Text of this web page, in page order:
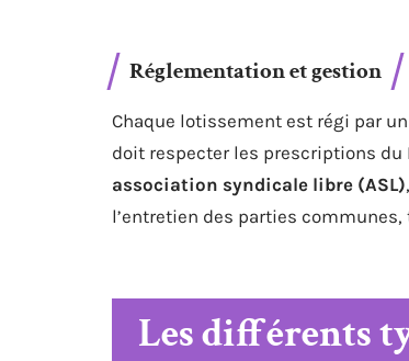
Réglementation et gestion
Chaque lotissement est régi par un
doit respecter les prescriptions du
association syndicale libre (ASL)
l’entretien des parties
Les différents